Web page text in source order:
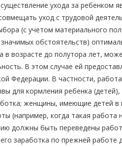
ухода за ребенком
уход с трудовой
(с учетом материального
обстоятельств)
возрасте до полутора лет,
В этом случае ей
Федерации. В частности,
для кормления ребенка
женщины, имеющие детей в
(например, когда такая работа
должны быть переведены
заработка по прежней работе